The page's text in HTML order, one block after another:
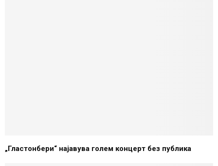
„Гластонбери“ најавува голем концерт без публика